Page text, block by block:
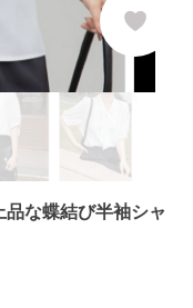
品な蝶結び半袖シャ